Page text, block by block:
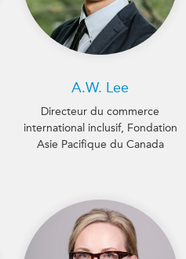
A.W. Lee
Directeur du commerce
international inclusif, Fondation
Asie Pacifique du Canada